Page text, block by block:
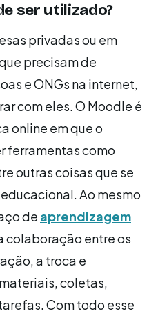
ser utilizado?
privadas ou em
precisam de
e ONGs na internet,
com eles. O Moodle é
online em que o
ferramentas como
outras coisas que se
Ao mesmo
de aprendizagem
colaboração entre os
a troca e
coletas,
Com todo esse